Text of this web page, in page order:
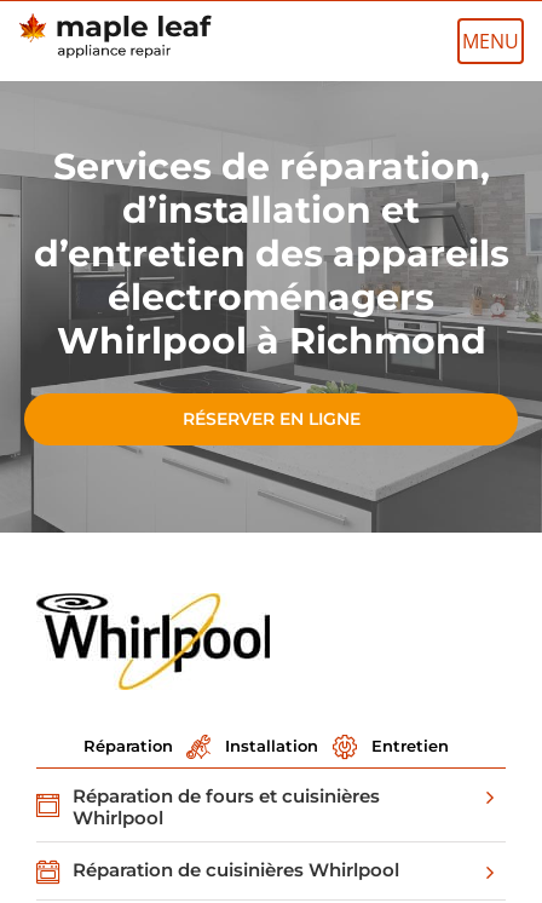
Skip
Services de réparation,
d’installation et
d’entretien des appareils
électroménagers
Whirlpool à Richmond
RÉSERVER EN LIGNE
Réparation Installation Entretien
Réparation de fours et cuisinières
Whirlpool
Réparation de cuisinières Whirlpool